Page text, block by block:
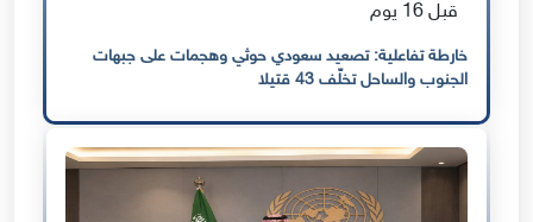
قبل 16 يوم
خارطة تفاعلية: تصعيد سعودي حوثي وهجمات على جبهات
الجنوب والساحل تخلّف 43 قتيلا